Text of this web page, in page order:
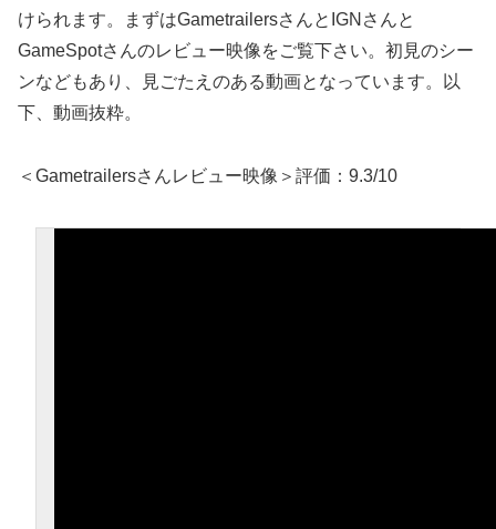
けられます。まずはGametrailersさんとIGNさんと
GameSpotさんのレビュー映像をご覧下さい。初見のシー
ンなどもあり、見ごたえのある動画となっています。以
下、動画抜粋。
＜Gametrailersさんレビュー映像＞評価：9.3/10